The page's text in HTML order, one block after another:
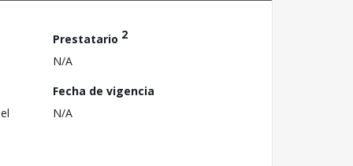
Prestatario 2
N/A
Fecha de vigencia
N/A